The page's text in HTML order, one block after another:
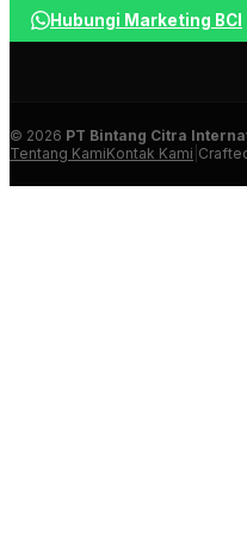
Hubungi Marketing BCI
© 2026 PT Bintang Citra
Tentang KamiKontak Kami